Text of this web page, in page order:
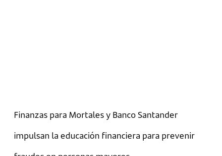
Finanzas para Mortales y Banco Santander
impulsan la educación financiera para prevenir